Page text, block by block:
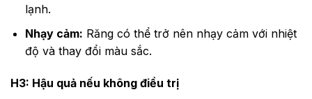
lạnh.
Nhạy cảm: Răng có thể trở nên nhạy cảm với nhiệt
độ và thay đổi màu sắc.
H3: Hậu quả nếu không điều trị